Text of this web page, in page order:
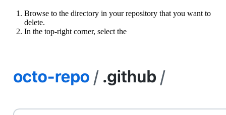
Browse to the directory in your repository that you want to
delete.
In the top-right corner, select the